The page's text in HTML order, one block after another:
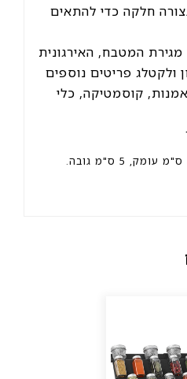
חלקה כדי להתאים
המטבח, האירגונית
ולקטלג פריטים נוספים
אמנות, קוסמטיקה, כלי